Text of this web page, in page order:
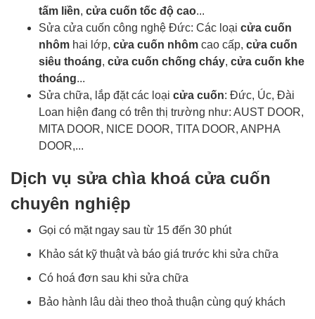
tấm liền, cửa cuốn tốc độ cao...
Sửa cửa cuốn công nghệ Đức: Các loại cửa cuốn
nhôm hai lớp, cửa cuốn nhôm cao cấp, cửa cuốn
siêu thoáng, cửa cuốn chống cháy, cửa cuốn khe
thoáng...
Sửa chữa, lắp đặt các loại cửa cuốn: Đức, Úc, Đài
Loan hiện đang có trên thị trường như: AUST DOOR,
MITA DOOR, NICE DOOR, TITA DOOR, ANPHA
DOOR,...
Dịch vụ sửa chìa khoá cửa cuốn
chuyên nghiệp
Gọi có mặt ngay sau từ 15 đến 30 phút
Khảo sát kỹ thuật và báo giá trước khi sửa chữa
Có hoá đơn sau khi sửa chữa
Bảo hành lâu dài theo thoả thuận cùng quý khách